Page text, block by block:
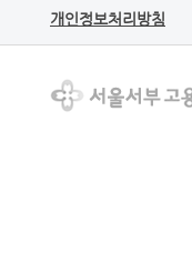
개인정보처리방침